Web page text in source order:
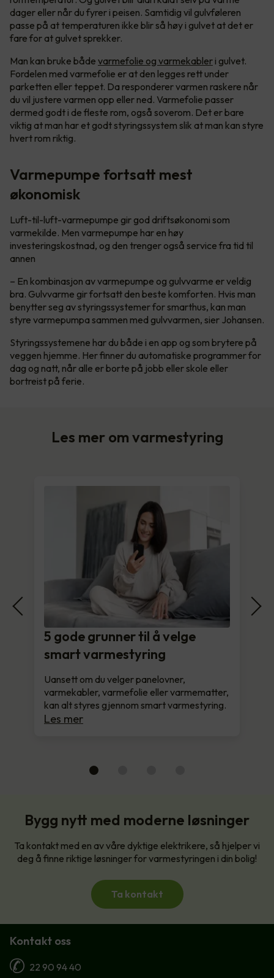
dager eller når du fyrer i peisen. Samtidig vil gulvføleren
passe på at temperaturen ikke blir så høy i gulvet at det er
fare for at gulvet sprekker.
Man kan bruke både varmefolie og varmekabler i gulvet.
Fordelen med varmefolie er at den legges rett under
parketten eller teppet. Da responderer varmen raskere når
du vil justere varmen opp eller ned. Varmefolie passer
dermed godt i de fleste rom, også soverom. Det er bare
viktig at man har et godt styringssystem slik at man kan styre
hvert rom riktig.
Varmepumpe fortsatt mest
økonomisk
Luft-til-luft-varmepumpe gir god driftsøkonomi som
varmekilde. Men varmepumpe har en høy
investeringskostnad, og den trenger også service fra tid til
annen
– En kombinasjon av varmepumpe og gulvvarme er veldig
bra. Gulvvarme gir fortsatt den beste komforten. Hvis man
benytter seg av styringssystemer for smarthus, kan man
styre varmepumpa sammen med gulvvarmen, sier Johansen.
Styringssystemene har du både i en app og som brytere på
veggen hjemme. Her finner du automatiske programmer for
dag og natt, når alle er borte på jobb eller skole eller
bortreist på ferie.
Les mer om varmestyring
5 gode grunner til å velge
smart varmestyring
Uansett om du velger panelovner,
varmekabler, varmefolie eller varmematter,
kan alt styres gjennom smart varmestyring.
Les mer
Bygg nytt med moderne løsninger
Ta kontakt med en av våre dyktige elektrikere, så hjelper vi
deg å finne riktige løsninger for varmestyringen i din bolig!
Ta kontakt
Kontakt oss
22 90 94 40